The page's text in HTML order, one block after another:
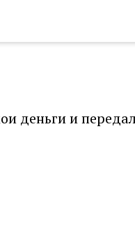
деньги и